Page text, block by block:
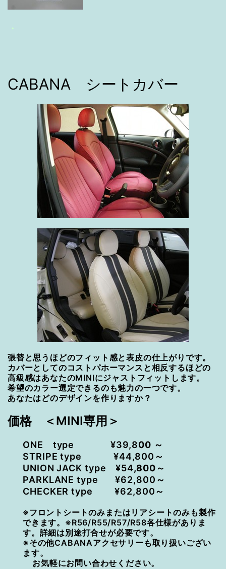
・
CABANA シートカバー
張替と思うほどのフィット感と表皮の仕上がりです。
カバーとしてのコストパホーマンスと相反するほどの
高級感はあなたのMINIにジャストフィットします。
希望のカラー選定できるのも魅力の一つです。
あなたはどのデザインを作りますか？
価格 ＜MINI専用＞
ONE type ¥39,800 ～
STRIPE type ¥44,800～
UNION JACK type ¥54,800～
PARKLANE type ¥62,800～
CHECKER type ¥62,800～
※フロントシートのみまたはリアシートのみも製作
できます。※R56/R55/R57/R58各仕様がありま
す。詳細は別途打合せが必要です。
※その他CABANAアクセサリーも取り扱いござい
ます。
お気軽にお問い合わせください。